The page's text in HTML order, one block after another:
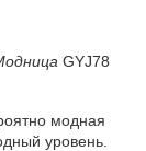
GYJ78
модная
уровень.